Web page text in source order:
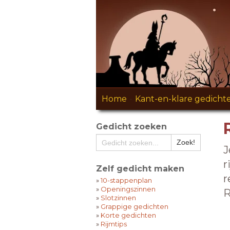
Home Kant-en-klare
Gedicht zoeken
Zelf gedicht maken
»10-stappenplan
» Openingszinnen
» Slotzinnen
» Grappige gedichten
» Korte gedichten
» Rijmtips